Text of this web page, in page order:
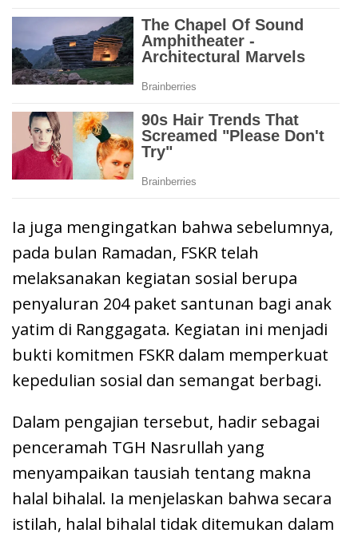
Ia juga mengingatkan bahwa sebelumnya,
pada bulan Ramadan, FSKR telah
melaksanakan kegiatan sosial berupa
penyaluran 204 paket santunan bagi anak
yatim di Ranggagata. Kegiatan ini menjadi
bukti komitmen FSKR dalam memperkuat
kepedulian sosial dan semangat berbagi.
Dalam pengajian tersebut, hadir sebagai
penceramah TGH Nasrullah yang
menyampaikan tausiah tentang makna
halal bihalal. Ia menjelaskan bahwa secara
istilah, halal bihalal tidak ditemukan dalam